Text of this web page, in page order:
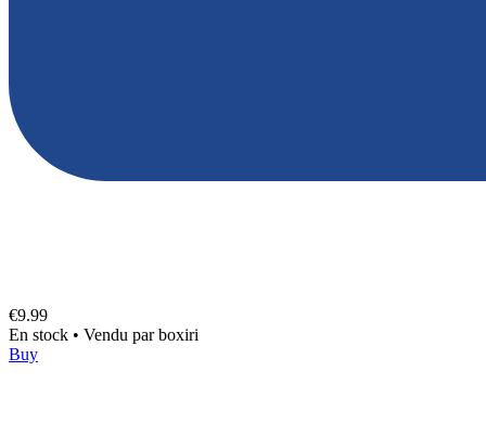
€9.99
En stock • Vendu parboxiri
Buy